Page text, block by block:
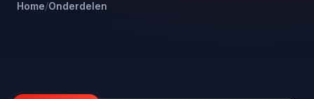
Home/Onderdelen